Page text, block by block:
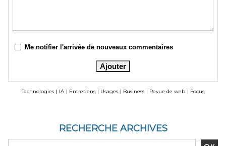
Me notifier l'arrivée de nouveaux commentaires
Technologies | IA | Entretiens | Usages | Business | Revue de web | Focus
RECHERCHE ARCHIVES